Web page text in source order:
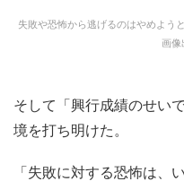
失敗や恐怖から逃げるのはやめよう
画像
そして「興行成績のせい
境を打ち明けた。
「失敗に対する恐怖は、